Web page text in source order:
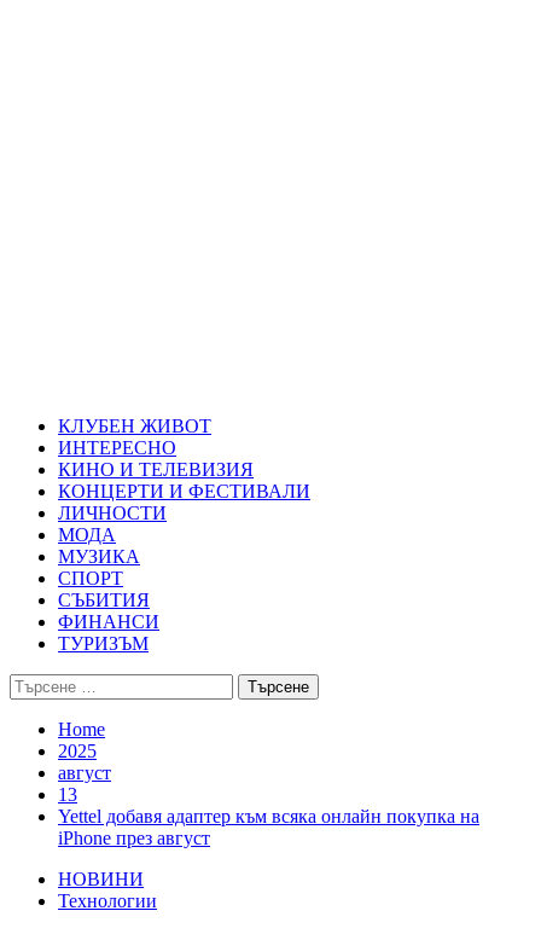
КЛУБЕН ЖИВОТ
ИНТЕРЕСНО
КИНО И ТЕЛЕВИЗИЯ
КОНЦЕРТИ И ФЕСТИВАЛИ
ЛИЧНОСТИ
МОДА
МУЗИКА
СПОРТ
СЪБИТИЯ
ФИНАНСИ
ТУРИЗЪМ
Търсене
за:
Home
2025
август
13
Yettel добавя адаптер към всяка онлайн покупка на
iPhone през август
НОВИНИ
Технологии